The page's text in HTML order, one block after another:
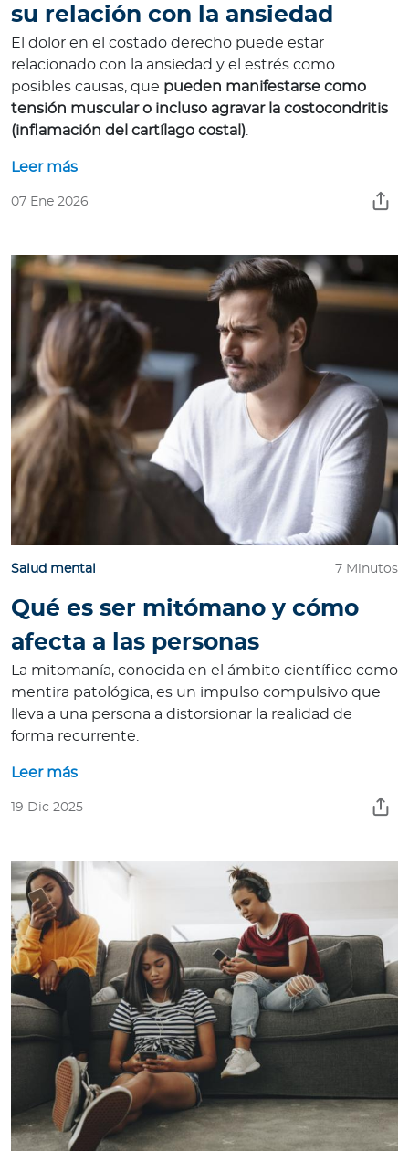
su relación con la ansiedad
El dolor en el costado derecho puede estar
relacionado con la ansiedad y el estrés como
posibles causas, que pueden manifestarse como
tensión muscular o incluso agravar la costocondritis
(inflamación del cartílago costal).
Leer más
07 Ene 2026
Salud mental 7 Minutos
Qué es ser mitómano y cómo
afecta a las personas
La mitomanía, conocida en el ámbito científico como
mentira patológica, es un impulso compulsivo que
lleva a una persona a distorsionar la realidad de
forma recurrente.
Leer más
19 Dic 2025